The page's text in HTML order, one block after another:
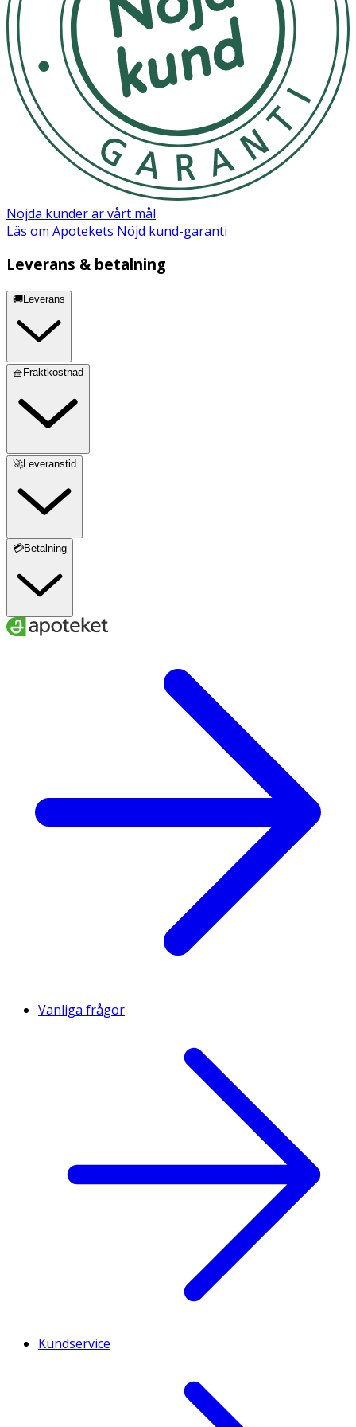
Fruit Extract, Citric Acid, Sodium Benzoate, Potassium
Sorbate, Limonene, Hexyl Cinnamal, Linalool, Benzyl
benzoate.
Nöjda kunder är vårt mål
Läs om Apotekets Nöjd kund-garanti
Leverans & betalning
🚚Leverans
🧺Fraktkostnad
🚀Leveranstid
💳Betalning
Vanliga frågor
Kundservice